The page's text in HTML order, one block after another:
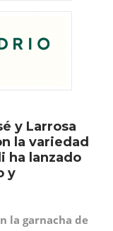
y Larrosa
la variedad
ha lanzado
y
la garnacha de